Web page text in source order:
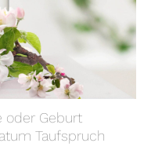
oder Geburt
Taufspruch